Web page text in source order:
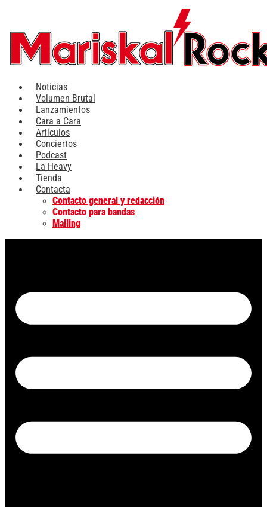
contenido
Noticias
Volumen Brutal
Lanzamientos
Cara a Cara
Artículos
Conciertos
Podcast
La Heavy
Tienda
Contacta
Contacto general y redacción
Contacto para bandas
Mailing